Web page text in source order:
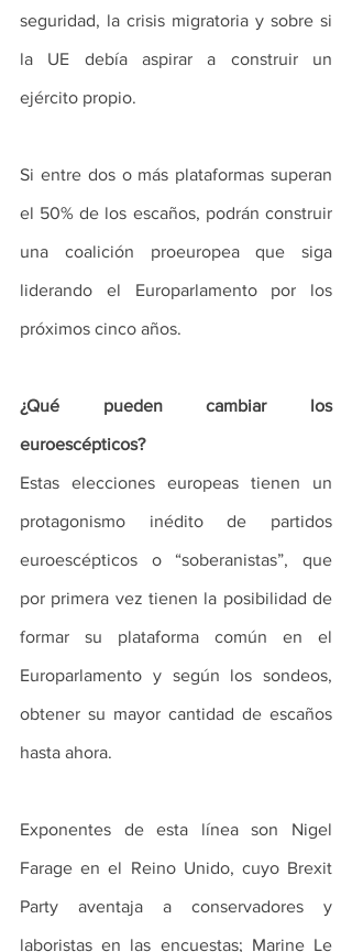
seguridad, la crisis migratoria y sobre si
la UE debía aspirar a construir un
ejército propio.
Si entre dos o más plataformas superan
el 50% de los escaños, podrán construir
una coalición proeuropea que siga
liderando el Europarlamento por los
próximos cinco años.
¿Qué pueden cambiar los
euroescépticos?
Estas elecciones europeas tienen un
protagonismo inédito de partidos
euroescépticos o “soberanistas”, que
por primera vez tienen la posibilidad de
formar su plataforma común en el
Europarlamento y según los sondeos,
obtener su mayor cantidad de escaños
hasta ahora.
Exponentes de esta línea son Nigel
Farage en el Reino Unido, cuyo Brexit
Party aventaja a conservadores y
laboristas en las encuestas; Marine Le